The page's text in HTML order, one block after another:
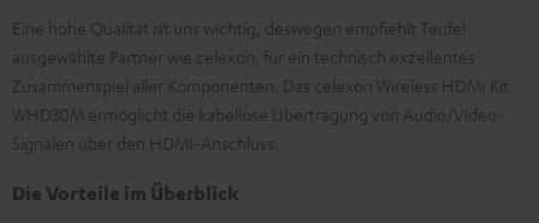
Eine hohe Qualität ist uns wichtig, deswegen empfiehlt Teufel
ausgewählte Partner wie celexon, für ein technisch exzellentes
Zusammenspiel aller Komponenten. Das celexon Wireless HDMI Kit
WHD30M ermöglicht die kabellose Übertragung von Audio/Video-
Signalen über den HDMI-Anschluss.
Die Vorteile im Überblick